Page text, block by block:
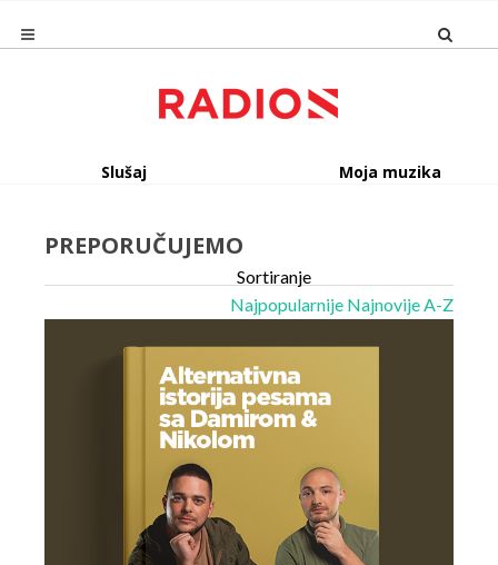
Slušaj Moja muzika
PREPORUČUJEMO
Sortiranje
Najpopularnije NajnovijeA-Z